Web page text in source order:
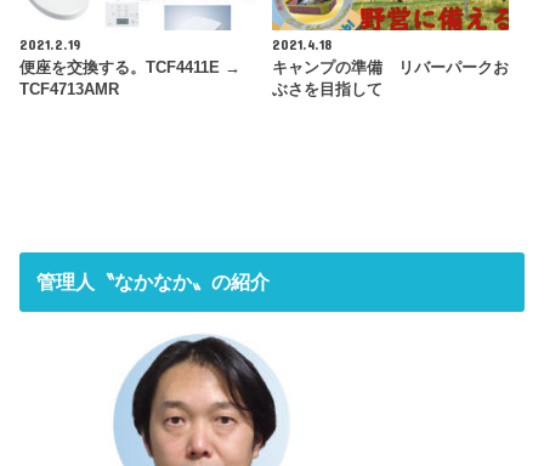
2021.2.19
便座を交換する。TCF4411E →
TCF4713AMR
2021.4.18
キャンプの準備 リバーパークお
ぶさを目指して
管理人〝なかなか〟の紹介